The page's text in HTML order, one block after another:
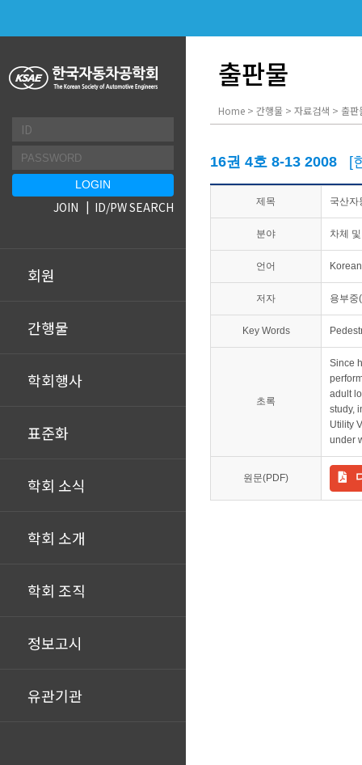
회원
간행물
학회행사
표준화
학회 소식
학회 소개
학회 조직
정보고시
유관기관
JOIN ID/PW SEARCH
출판물
Home > 간행물 > 자료검색 > 출판
16권 4호 8-13 2008 [
제목 국산자
분야 차체
언어 Korean
저자 용부중
Key Words
초록
Since
adult
study,
Utility
under
원문(PDF)